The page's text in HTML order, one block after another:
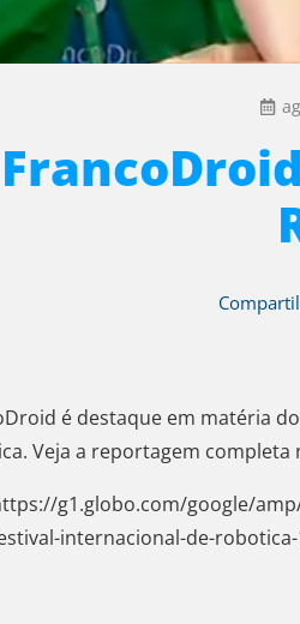
é destaque em matéria
Veja a reportagem completa
g1.globo.com/google/
internacional-de-